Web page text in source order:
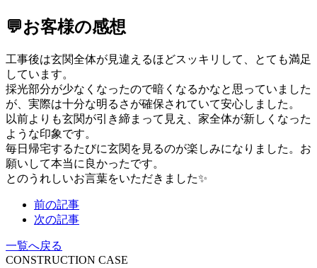
💬お客様の感想
工事後は玄関全体が見違えるほどスッキリして、とても満足
しています。
採光部分が少なくなったので暗くなるかなと思っていました
が、実際は十分な明るさが確保されていて安心しました。
以前よりも玄関が引き締まって見え、家全体が新しくなった
ような印象です。
毎日帰宅するたびに玄関を見るのが楽しみになりました。お
願いして本当に良かったです。
とのうれしいお言葉をいただきました✨
前の記事
次の記事
一覧へ戻る
CONSTRUCTION CASE